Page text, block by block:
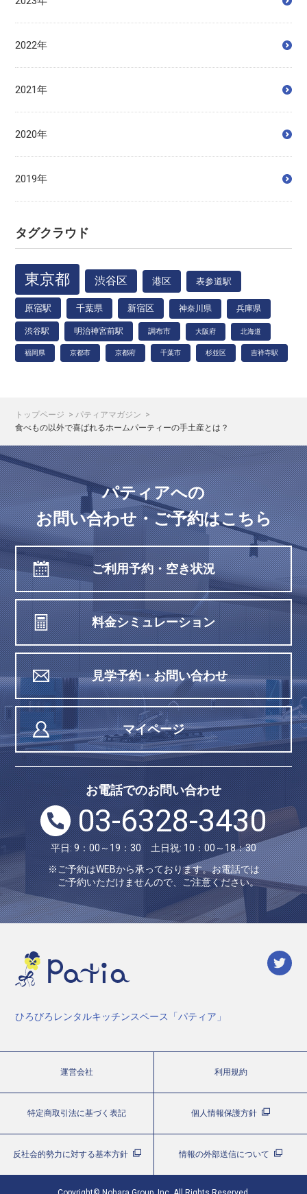
2022年
2021年
2020年
2019年
タグクラウド
東京都 渋谷区 港区 表参道駅
原宿駅 千葉県 新宿区 神奈川県 兵庫県
渋谷駅 明治神宮前駅 調布市 大阪府 北海道
福岡県 京都市 京都府 千葉市 杉並区 吉祥寺駅
トップページ
パティアマガジン
食べもの以外で喜ばれるホームパーティーの手土産とは？
パティアへの
お問い合わせ・ご予約はこちら
ご利用予約・空き状況
料金シミュレーション
見学予約・お問い合わせ
マイページ
お電話でのお問い合わせ
03-6328-3430
平日: 9：00～19：30 土日祝: 10：00～18：30
※ご予約はWEBから承っております。お電話では
ご予約いただけませんので、ご注意ください。
ひろびろレンタルキッチンスペース「パティア」
運営会社 利用規約
特定商取引法に基づく表記 個人情報保護方針
反社会的勢力に対する基本方針 情報の外部送信について